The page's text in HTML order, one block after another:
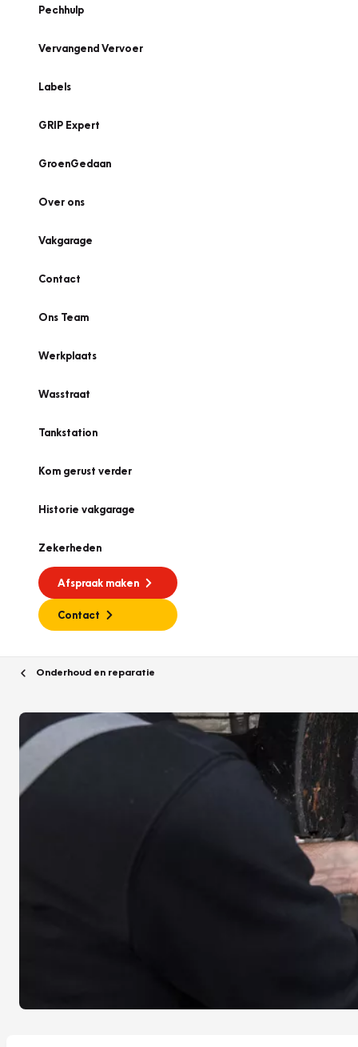
Pechhulp
Vervangend Vervoer
Labels
GRIP Expert
GroenGedaan
Over ons
Vakgarage
Contact
Ons Team
Werkplaats
Wasstraat
Tankstation
Kom gerust verder
Historie vakgarage
Zekerheden
Afspraak maken
Contact
Onderhoud en reparatie